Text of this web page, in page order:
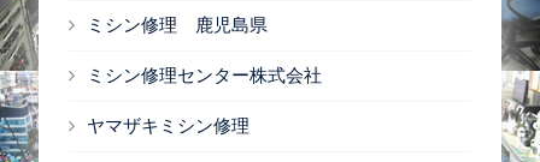
ミシン修理 鹿児島県
ミシン修理センター株式会社
ヤマザキミシン修理